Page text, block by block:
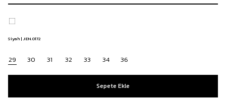
Siyah | JEN.0172
29 30 31 32 33 34 36